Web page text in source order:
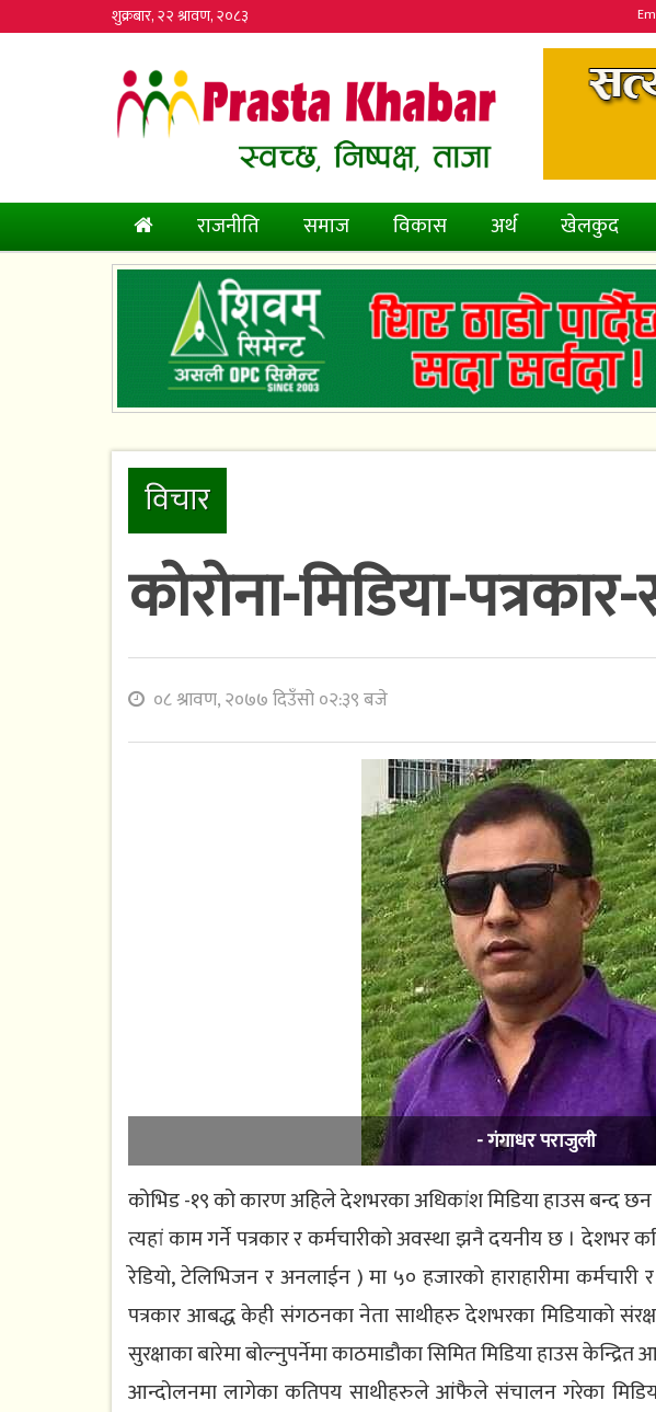
शुक्रबार, २२ श्रावण, २०८३
(current)
राजनीति समाज विकास अर्थ खेलकुद
विचार
कोरोना-मिडिया-
०८ श्रावण, २०७७ दिउँसो ०२:३९ बजे
- गंगाधर पराजुली
कोभिड -१९ को कारण अहिले देशभरका अधिकांश मिडिया हाउस बन्द छन
त्यहां काम गर्ने पत्रकार र कर्मचारीको अवस्था झनै दयनीय छ । देशभर
रेडियो, टेलिभिजन र अनलाईन ) मा ५० हजारको हाराहारीमा कर्मचारी
पत्रकार आबद्ध केही संगठनका नेता साथीहरु देशभरका मिडियाको
सुरक्षाका बारेमा बोल्नुपर्नेमा काठमाडौका सिमित मिडिया हाउस
आन्दोलनमा लागेका कतिपय साथीहरुले आंफैले संचालन गरेका